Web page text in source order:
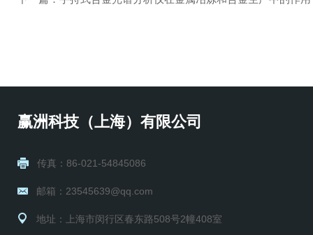
赢洲科技（上海）有限公司
传真：86-021-54845086
邮箱：23545639@qq.com
地址：上海市闵行区春东路508号2幢408室